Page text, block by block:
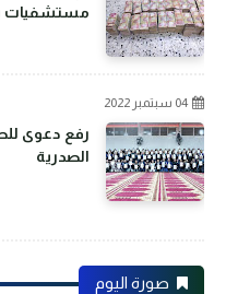
مستشفيات
04 سبتمبر 2022
رفع دعوى
الصدرية
صورة اليوم